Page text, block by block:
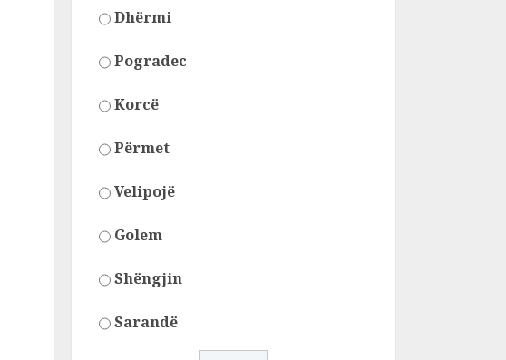
Dhërmi
Pogradec
Korcë
Përmet
Velipojë
Golem
Shëngjin
Sarandë